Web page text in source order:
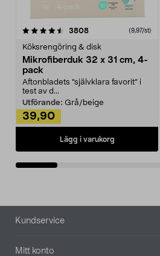
3808recensioner (9,97/st)
Köksrengöring & disk
Mikrofiberduk 32 x 31 cm, 4-
pack
Aftonbladets "självklara favorit” i
test av d...
Utförande: Grå/beige
39,90
Lägg i varukorg
4.0av 5 stjärnor
Sidfot
Kundservice
Mitt konto